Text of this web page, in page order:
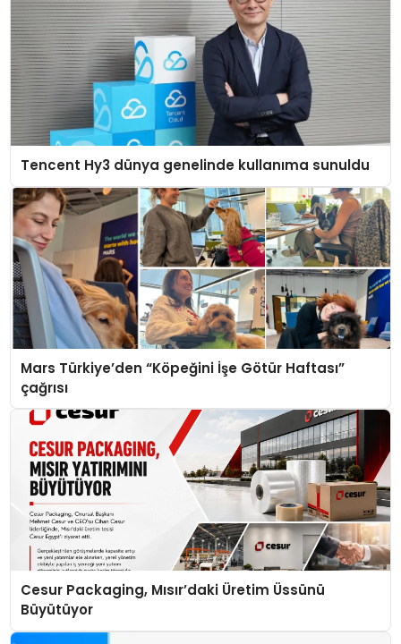
Tencent Hy3 dünya genelinde kullanıma sunuldu
Mars Türkiye’den “Köpeğini İşe Götür Haftası”
çağrısı
Cesur Packaging, Mısır’daki Üretim Üssünü
Büyütüyor